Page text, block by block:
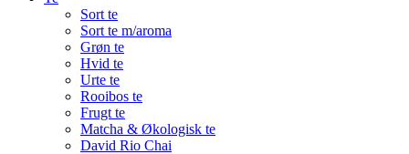
Sort te
Sort te m/aroma
Grøn te
Hvid te
Urte te
Rooibos te
Frugt te
Matcha & Økologisk te
David Rio Chai